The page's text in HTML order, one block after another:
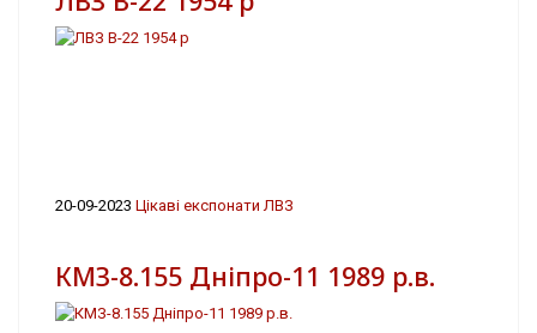
20-09-2023 Цікаві експонати ЛВЗ
КМЗ-8.155 Дніпро-11 1989 р.в.